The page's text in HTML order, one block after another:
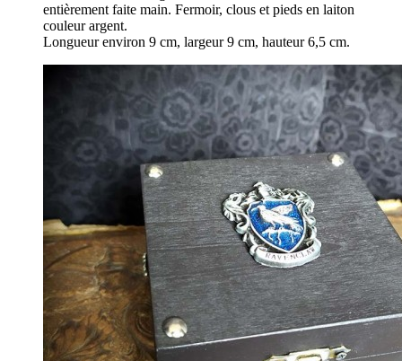
entièrement faite main. Fermoir, clous et pieds en laiton
couleur argent.
Longueur environ 9 cm, largeur 9 cm, hauteur 6,5 cm.